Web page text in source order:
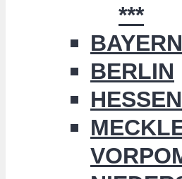
***
BAYERN
BERLIN
HESSEN